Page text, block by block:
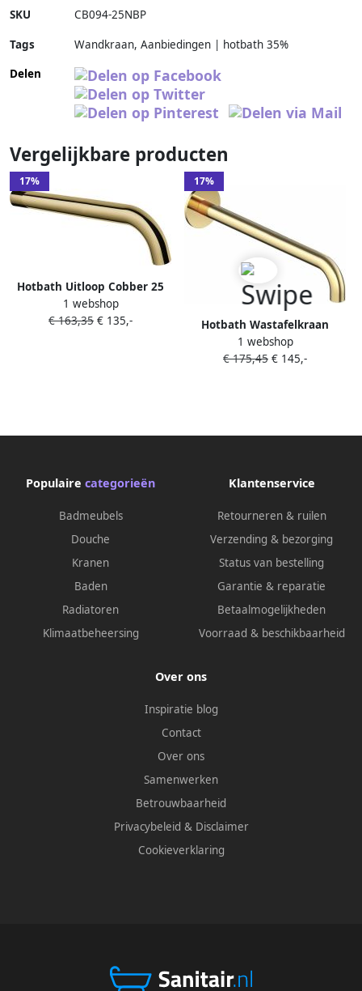
SKU CB094-25NBP
Tags
Wandkraan, Aanbiedingen | hotbath 35%
Delen
Vergelijkbare producten
17%
Hotbath Uitloop Cobber 25
cm Gepolijst Messing
(toepasbaar op CB005(T) en
1 webshop
€ 163,35 € 135,-
17%
Hotbath Wastafelkraan
Uitloop Cobber Rond 25 cm
Gepolijst Messing Living
1 webshop
€ 175,45 € 145,-
Populaire categorieën
Badmeubels
Douche
Kranen
Baden
Radiatoren
Klimaatbeheersing
Klantenservice
Retourneren & ruilen
Verzending & bezorging
Status van bestelling
Garantie & reparatie
Betaalmogelijkheden
Voorraad & beschikbaarheid
Over ons
Inspiratie blog
Contact
Over ons
Samenwerken
Betrouwbaarheid
Privacybeleid & Disclaimer
Cookieverklaring